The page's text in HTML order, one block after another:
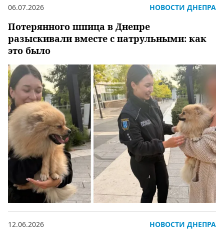
Потерянного шпица в Днепре
разыскивали вместе с патрульными: как
это было
06.07.2026 НОВОСТИ ДНЕПРА
12.06.2026 НОВОСТИ ДНЕПРА